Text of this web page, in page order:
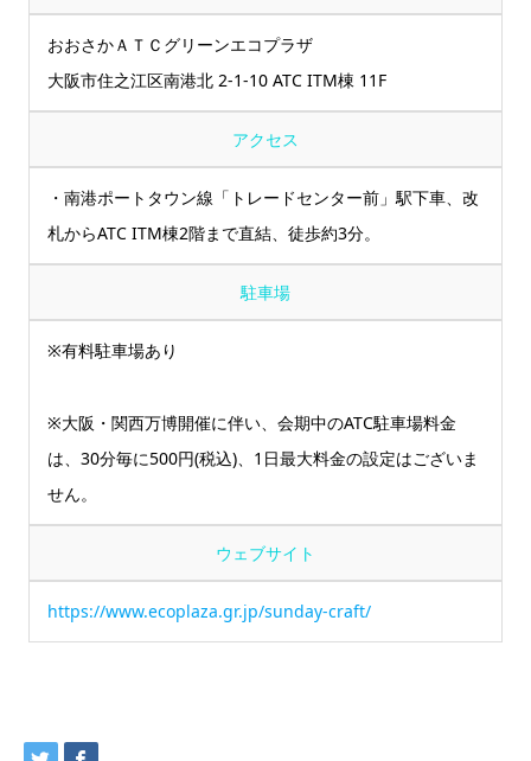
おおさかＡＴＣグリーンエコプラザ
大阪市住之江区南港北 2-1-10 ATC ITM棟 11F
アクセス
・南港ポートタウン線「トレードセンター前」駅下車、改
札からATC ITM棟2階まで直結、徒歩約3分。
駐車場
※有料駐車場あり
※大阪・関西万博開催に伴い、会期中のATC駐車場料金
は、30分毎に500円(税込)、1日最大料金の設定はございま
せん。
ウェブサイト
https://www.ecoplaza.gr.jp/sunday-craft/